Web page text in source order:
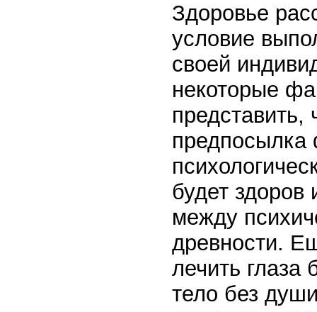
Здоровье
условие
своей
некоторые
представить,
предпосылка
будет
между
древности.
лечить глаза
тело без